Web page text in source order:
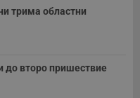
трима областни
до второ пришествие